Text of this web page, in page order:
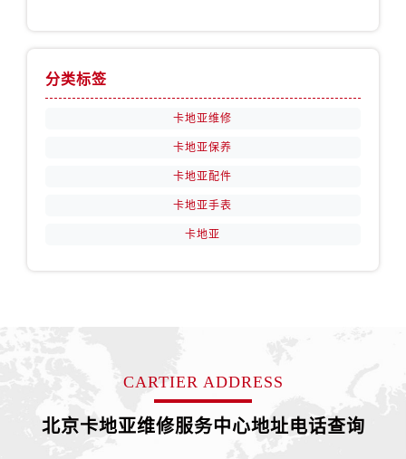
分类标签
卡地亚维修
卡地亚保养
卡地亚配件
卡地亚手表
卡地亚
CARTIER ADDRESS
北京卡地亚维修服务中心地址电话查询